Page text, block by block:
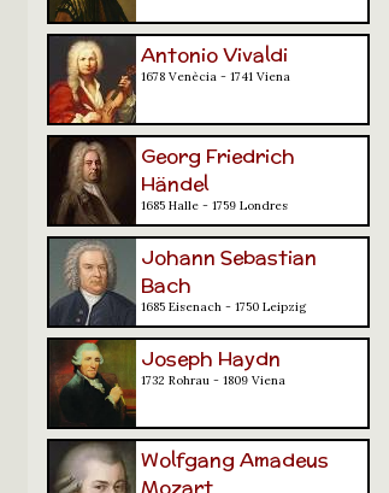
Antonio Vivaldi
1678 Venècia - 1741 Viena
Georg Friedrich
Händel
1685 Halle - 1759 Londres
Johann Sebastian
Bach
1685 Eisenach - 1750 Leipzig
Joseph Haydn
1732 Rohrau - 1809 Viena
Wolfgang Amadeus